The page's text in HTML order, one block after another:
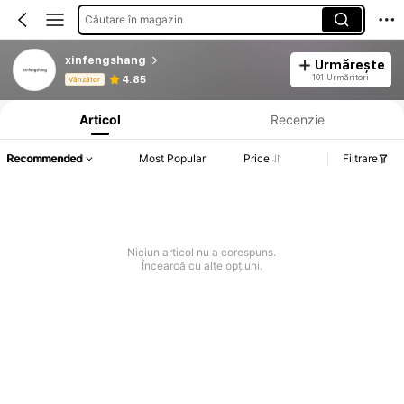
Căutare în magazin
xinfengshang
Vânzător 4.85
Urmărește
101 Urmăritori
Informații despre produs: Divulgarea prețului, detalii privind vânzările și stocul.
Articol Recenzie
Recommended Most Popular Price Filtrare
Niciun articol nu a corespuns.
Încearcă cu alte opțiuni.